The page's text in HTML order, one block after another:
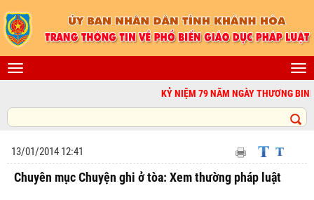
KỶ NIỆM 79 NĂM NGÀY THƯƠNG BINH
13/01/2014 12:41
Chuyên mục Chuyện ghi ở tòa: Xem thường pháp luật